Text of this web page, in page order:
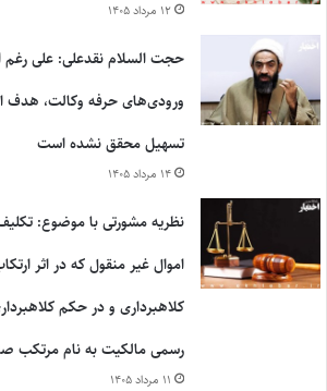
۱۲ مرداد ۱۴۰۵
حجت السلام نقدعلی: علی
ورودی‌های حرفه وکالت، هدف
تسهیل محقق نشده است
۱۴ مرداد ۱۴۰۵
نظریه مشورتی با موضوع:
اموال غیر منقول که در اثر
کلاهبرداری و در حکم
رسمی مالکیت به نام مرتکب
۱۱ مرداد ۱۴۰۵